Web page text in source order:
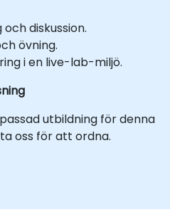
diskussion.
övning.
i en live-lab-miljö.
utbildning för denna
oss för att ordna.